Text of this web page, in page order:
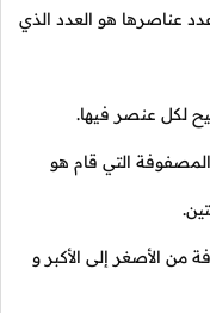
عناصرها هو العدد الذي
لكل عنصر فيها.
التي قام هو
من الأصغر إلى الأكبر و